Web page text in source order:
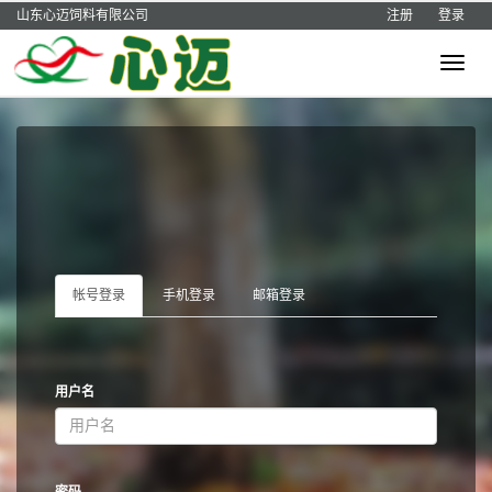
山东心迈饲料有限公司 注册 登录
Toggle
帐号登录 手机登录 邮箱登录
用户名